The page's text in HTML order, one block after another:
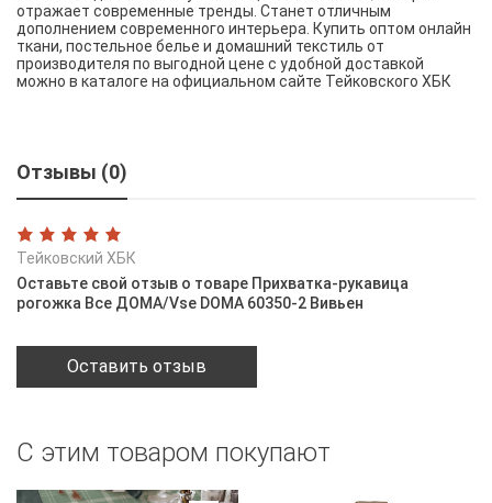
отражает современные тренды. Станет отличным
дополнением современного интерьера. Купить оптом онлайн
ткани, постельное белье и домашний текстиль от
производителя по выгодной цене с удобной доставкой
можно в каталоге на официальном сайте Тейковского ХБК
Отзывы (0)
Тейковский ХБК
Оставьте свой отзыв о товаре Прихватка-рукавица
рогожка Все ДОМА/Vse DOMA 60350-2 Вивьен
Оставить отзыв
С этим товаром покупают